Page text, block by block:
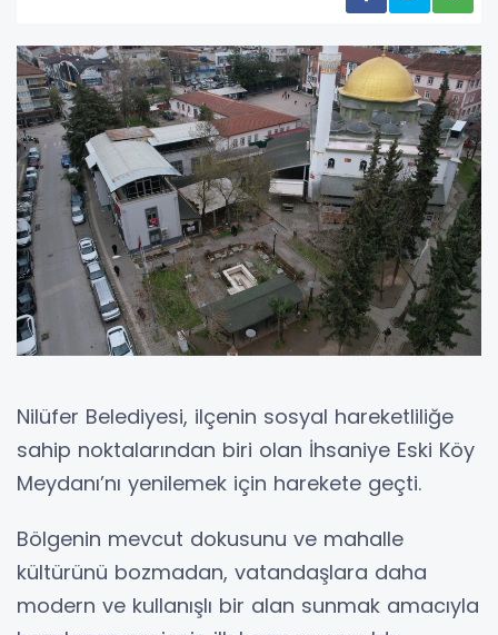
Nilüfer Belediyesi, ilçenin sosyal hareketliliğe
sahip noktalarından biri olan İhsaniye Eski Köy
Meydanı’nı yenilemek için harekete geçti.
Bölgenin mevcut dokusunu ve mahalle
kültürünü bozmadan, vatandaşlara daha
modern ve kullanışlı bir alan sunmak amacıyla